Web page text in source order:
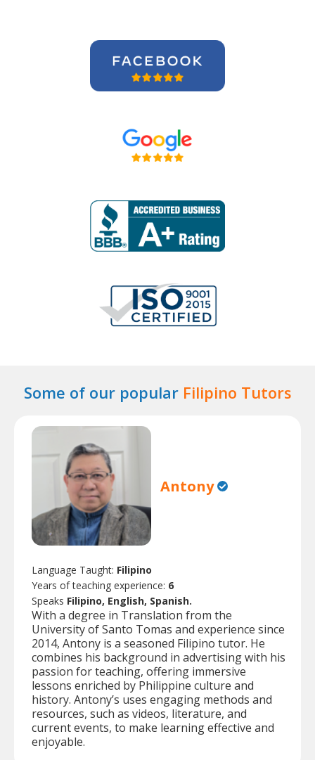
Some of our popular Filipino Tutors
Antony
Language Taught: Filipino
Years of teaching experience: 6
Speaks Filipino, English, Spanish.
With a degree in Translation from the
University of Santo Tomas and experience since
2014, Antony is a seasoned Filipino tutor. He
combines his background in advertising with his
passion for teaching, offering immersive
lessons enriched by Philippine culture and
history. Antony’s uses engaging methods and
resources, such as videos, literature, and
current events, to make learning effective and
enjoyable.